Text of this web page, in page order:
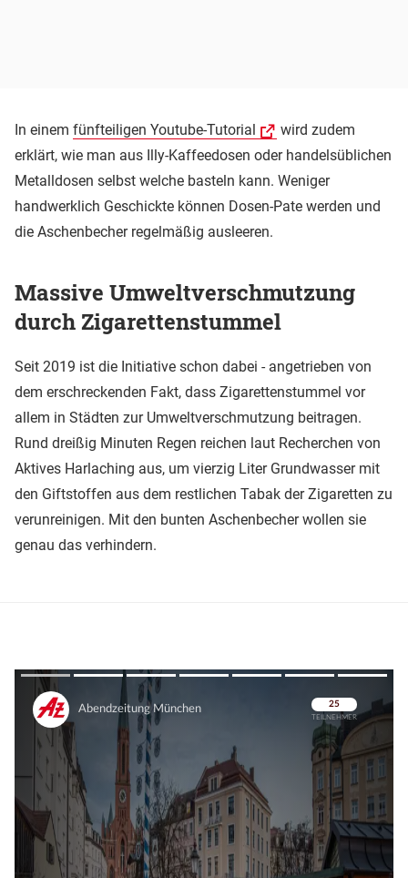
In einem fünfteiligen Youtube-Tutorial
wird zudem
erklärt, wie man aus Illy-Kaffeedosen oder handelsüblichen
Metalldosen selbst welche basteln kann. Weniger
handwerklich Geschickte können Dosen-Pate werden und
die Aschenbecher regelmäßig ausleeren.
Massive Umweltverschmutzung
durch Zigarettenstummel
Seit 2019 ist die Initiative schon dabei - angetrieben von
dem erschreckenden Fakt, dass Zigarettenstummel vor
allem in Städten zur Umweltverschmutzung beitragen.
Rund dreißig Minuten Regen reichen laut Recherchen von
Aktives Harlaching aus, um vierzig Liter Grundwasser mit
den Giftstoffen aus dem restlichen Tabak der Zigaretten zu
verunreinigen. Mit den bunten Aschenbecher wollen sie
genau das verhindern.
Überspringen